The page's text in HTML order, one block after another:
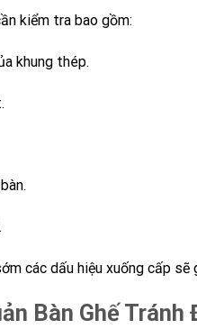
kiểm tra bao gồm:
khung thép.
các dấu hiệu xuống cấp
Bàn Ghế Tránh